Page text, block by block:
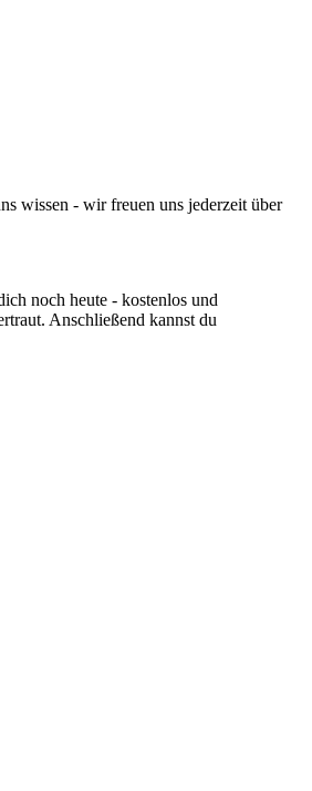
wissen - wir freuen uns jederzeit über
noch heute - kostenlos und
Anschließend kannst du